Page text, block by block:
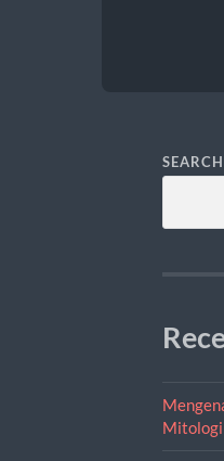
SEARCH
Mitologi